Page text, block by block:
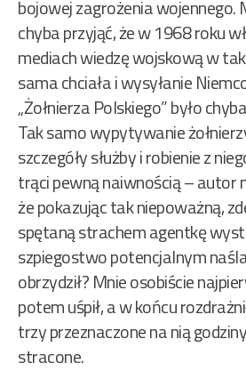
bojowej zagrożenia wojennego.
chyba przyjąć, że w 1968 roku
mediach wiedzę wojskową w
sama chciała i wysyłanie
„Żołnierza Polskiego” było
Tak samo wypytywanie
szczegóły służby i robienie z
trąci pewną naiwnością – autor
że pokazując tak niepoważną,
spętaną strachem agentkę
szpiegostwo potencjalnym
obrzydził? Mnie osobiście
potem uśpił, a w końcu
trzy przeznaczone na nią
stracone.